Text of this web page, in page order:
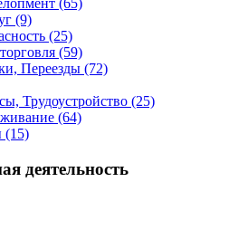
(65)
(9)
(25)
(59)
Переезды (72)
Трудоустройство (25)
(64)
(15)
деятельность